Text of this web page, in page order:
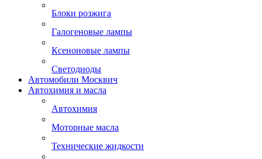
Блоки розжига
Галогеновые лампы
Ксеноновые лампы
Светодиоды
Автомобили Москвич
Автохимия и масла
Автохимия
Моторные масла
Технические жидкости